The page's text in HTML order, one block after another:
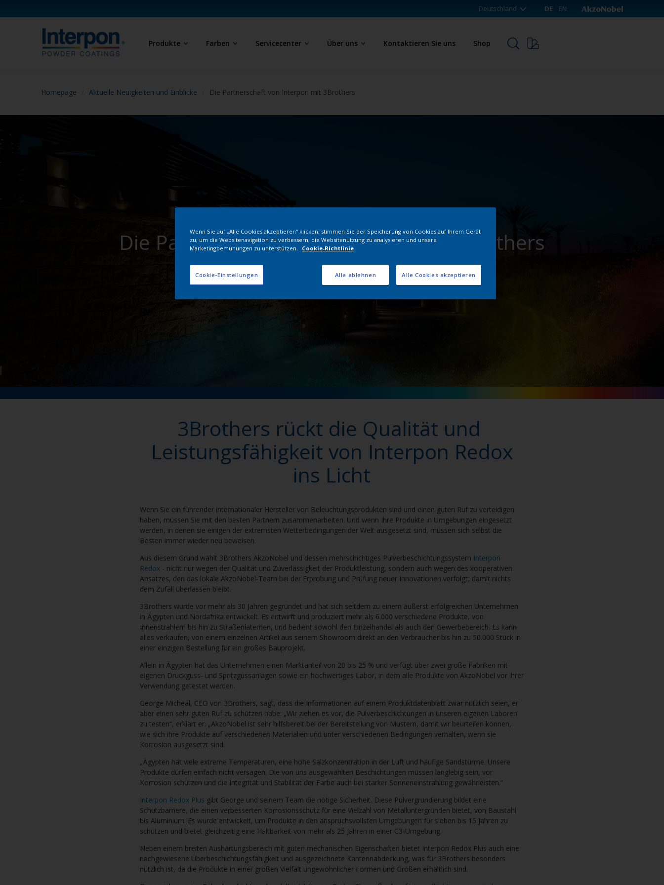
Deutschland DE EN
Produkte Farben Servicecenter Über uns Kontaktieren Sie uns Shop
Homepage Aktuelle Neuigkeiten und Einblicke Die Partnerschaft von Interpon mit 3Brothers
Die Partnerschaft von Interpon mit 3Brothers
3Brothers rückt die Qualität und
Leistungsfähigkeit von Interpon Redox
ins Licht
Wenn Sie ein führender internationaler Hersteller von Beleuchtungsprodukten sind und einen guten Ruf zu verteidigen
haben, müssen Sie mit den besten Partnern zusammenarbeiten. Und wenn Ihre Produkte in Umgebungen eingesetzt
werden, in denen sie einigen der extremsten Wetterbedingungen der Welt ausgesetzt sind, müssen sich selbst die
Besten immer wieder neu beweisen.
Aus diesem Grund wählt 3Brothers AkzoNobel und dessen mehrschichtiges Pulverbeschichtungssystem Interpon
Redox - nicht nur wegen der Qualität und Zuverlässigkeit der Produktleistung, sondern auch wegen des kooperativen
Ansatzes, den das lokale AkzoNobel-Team bei der Erprobung und Prüfung neuer Innovationen verfolgt, damit nichts
dem Zufall überlassen bleibt.
3Brothers wurde vor mehr als 30 Jahren gegründet und hat sich seitdem zu einem äußerst erfolgreichen Unternehmen
in Ägypten und Nordafrika entwickelt. Es entwirft und produziert mehr als 6.000 verschiedene Produkte, von
Innenstrahlern bis hin zu Straßenlaternen, und bedient sowohl den Einzelhandel als auch den Gewerbebereich. Es kann
alles verkaufen, von einem einzelnen Artikel aus seinem Showroom direkt an den Verbraucher bis hin zu 50.000 Stück in
einer einzigen Bestellung für ein großes Bauprojekt.
Allein in Ägypten hat das Unternehmen einen Marktanteil von 20 bis 25 % und verfügt über zwei große Fabriken mit
eigenen Druckguss- und Spritzgussanlagen sowie ein hochwertiges Labor, in dem alle Produkte von AkzoNobel vor ihrer
Verwendung getestet werden.
George Micheal, CEO von 3Brothers, sagt, dass die Informationen auf einem Produktdatenblatt zwar nützlich seien, er
aber einen sehr guten Ruf zu schützen habe: „Wir ziehen es vor, die Pulverbeschichtungen in unseren eigenen Laboren
zu testen“, erklärt er. „AkzoNobel ist sehr hilfsbereit bei der Bereitstellung von Mustern, damit wir beurteilen können,
wie sich ihre Produkte auf verschiedenen Materialien und unter verschiedenen Bedingungen verhalten, wenn sie
Korrosion ausgesetzt sind.
„Ägypten hat viele extreme Temperaturen, eine hohe Salzkonzentration in der Luft und häufige Sandstürme. Unsere
Produkte dürfen einfach nicht versagen. Die von uns ausgewählten Beschichtungen müssen langlebig sein, vor
Korrosion schützen und die Integrität und Stabilität der Farbe auch bei starker Sonneneinstrahlung gewährleisten.“
Interpon Redox Plus gibt George und seinem Team die nötige Sicherheit. Diese Pulvergrundierung bildet eine
Schutzbarriere, die einen verbesserten Korrosionsschutz für eine Vielzahl von Metalluntergründen bietet, von Baustahl
bis Aluminium. Es wurde entwickelt, um Produkte in den anspruchsvollsten Umgebungen für sieben bis 15 Jahren zu
schützen und bietet gleichzeitig eine Haltbarkeit von mehr als 25 Jahren in einer C3-Umgebung.
Neben einem breiten Aushärtungsbereich mit guten mechanischen Eigenschaften bietet Interpon Redox Plus auch eine
nachgewiesene Überbeschichtungsfähigkeit und ausgezeichnete Kantennabdeckung, was für 3Brothers besonders
nützlich ist, da die Produkte in einer großen Vielfalt ungewöhnlicher Formen und Größen erhältlich sind.
Wenn Sie auf „Alle Cookies akzeptieren“ klicken, stimmen Sie der Speicherung von Cookies auf Ihrem Gerät
zu, um die Websitenavigation zu verbessern, die Websitenutzung zu analysieren und unsere
Marketingbemühungen zu unterstützen.
Cookie-Richtlinie
Cookie-Einstellungen Alle ablehnen Alle Cookies akzeptieren